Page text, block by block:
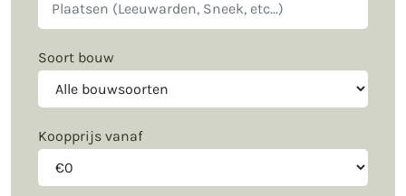
Soort bouw
Koopprijs vanaf